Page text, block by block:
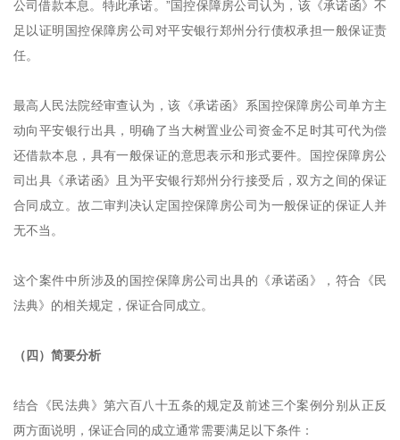
公司借款本息。特此承诺。”国控保障房公司认为，该《承诺函》不
足以证明国控保障房公司对平安银行郑州分行债权承担一般保证责
任。
最高人民法院经审查认为，该《承诺函》系国控保障房公司单方主
动向平安银行出具，明确了当大树置业公司资金不足时其可代为偿
还借款本息，具有一般保证的意思表示和形式要件。国控保障房公
司出具《承诺函》且为平安银行郑州分行接受后，双方之间的保证
合同成立。故二审判决认定国控保障房公司为一般保证的保证人并
无不当。
这个案件中所涉及的国控保障房公司出具的《承诺函》，符合《民
法典》的相关规定，保证合同成立。
（四）简要分析
结合《民法典》第六百八十五条的规定及前述三个案例分别从正反
两方面说明，保证合同的成立通常需要满足以下条件：